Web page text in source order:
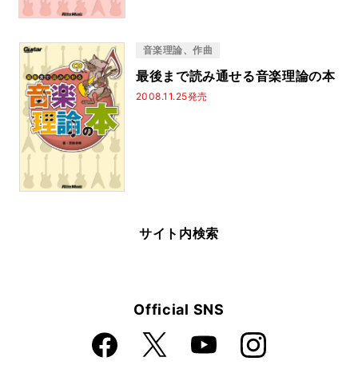
うまくなる理由ヘタな理由 完全版
ジャズ・スタンダード・バイブル
音楽理論、作曲
最後まで読み通せる音楽理論の本
2008.11.25発売
サイト内検索
Official SNS
Faceboo
k
X YouTube Instagra
m